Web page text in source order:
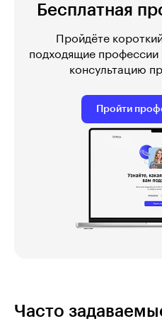
Бесплатная
Пройдёте
подходящие профессии
консультацию
Пройти
Часто